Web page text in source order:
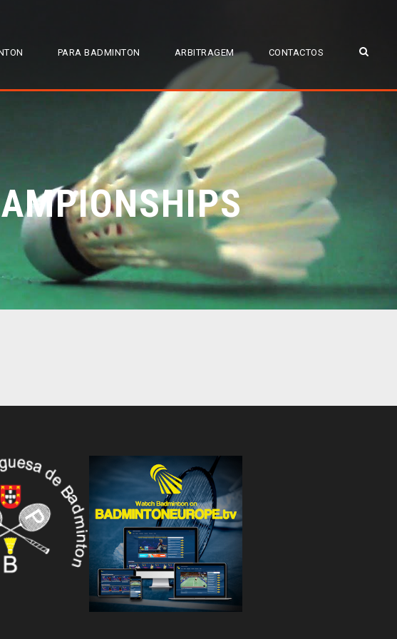
PARA BADMINTON ARBITRAGEM CONTACTOS